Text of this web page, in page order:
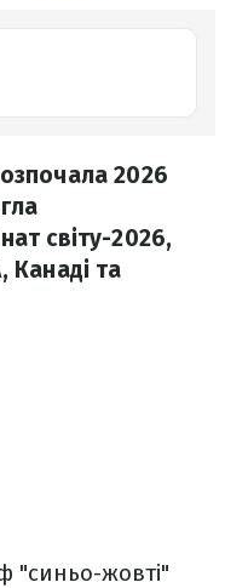
2026
світу-2026,
Канаді та
"синьо-жовті"